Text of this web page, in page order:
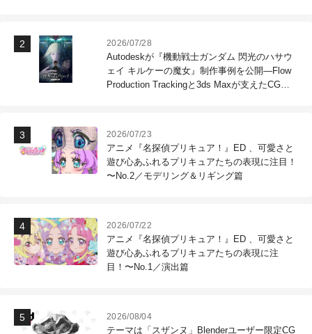
2026/07/28
Autodeskが『機動戦士ガンダム 閃光のハサウ
ェイ キルケーの魔女』制作事例を公開―Flow
Production Trackingと3ds Maxが支えたCG制
2026/07/23
アニメ『名探偵プリキュア！』ED 、可愛さと
遊び心あふれるプリキュアたちの表現に注目！
〜No.2／モデリング＆リギング篇
2026/07/22
アニメ『名探偵プリキュア！』ED 、可愛さと
遊び心あふれるプリキュアたちの表現に注
目！〜No.1／演出篇
2026/08/04
テーマは「スザンヌ」Blenderユーザー限定CG